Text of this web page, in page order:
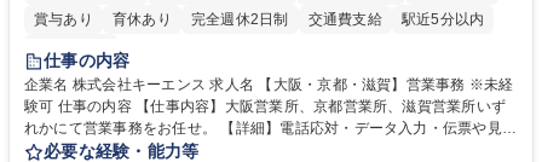
賞与あり
育休あり 完全週休2日制 交通費支給
駅近5分以内
土日祝休み
仕事の内容
企業名 株式会社キーエンス 求人名 【大阪・京都・滋賀】営業事務 ※未経
験可 仕事の内容 【仕事内容】大阪営業所、京都営業所、滋賀営業所いず
れかにて営業事務をお任せ。 【詳細】電話応対・データ入力・伝票や見積
の作成・カタログ送付・来客対応・営業所内で発生する事務業務や業務改
必要な経験・能力等